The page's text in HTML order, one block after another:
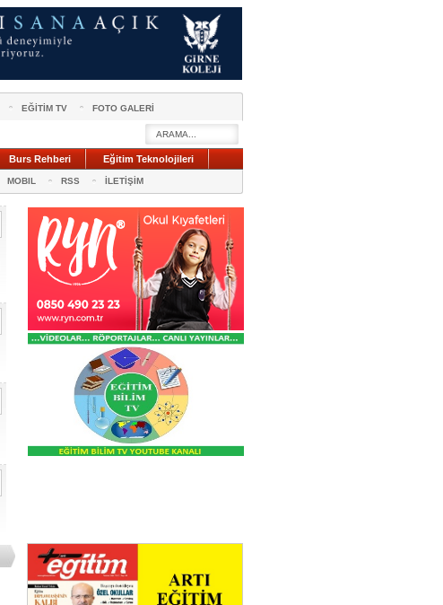
EĞİTİM TV FOTO GALERİ
Burs Rehberi Eğitim Teknolojileri
MOBIL RSS İLETİŞİM
LGS ve YKS özelinde; Sınavlar, Sonuçlar ve Beklentiler